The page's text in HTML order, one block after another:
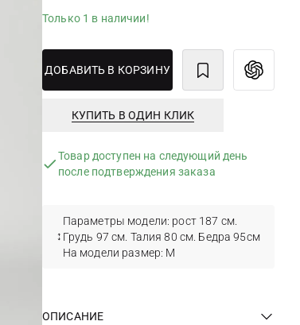
Только 1 в наличии!
ДОБАВИТЬ В КОРЗИНУ
КУПИТЬ В ОДИН КЛИК
Товар доступен на следующий день
после подтверждения заказа
Параметры модели: рост 187 см.
Грудь 97 см. Талия 80 см. Бедра 95см
На модели размер: М
ОПИСАНИЕ